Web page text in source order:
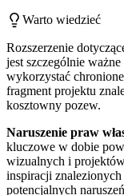
Warto wiedzieć
Rozszerzenie
jest szczególnie
wykorzystać
fragment projektu
kosztowny pozew.
Naruszenie praw
kluczowe w dobie
wizualnych i
inspiracji
potencjalnych